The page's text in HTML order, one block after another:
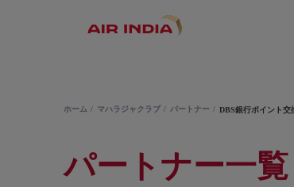
ホーム マハラジャクラブ パートナー DBS銀行ポイント交
パートナー一